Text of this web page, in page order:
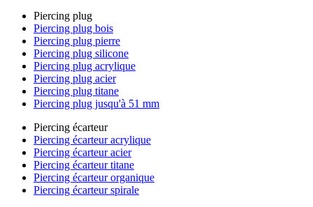
Piercing plug
Piercing plug bois
Piercing plug pierre
Piercing plug silicone
Piercing plug acrylique
Piercing plug acier
Piercing plug titane
Piercing plug jusqu'à 51 mm
Piercing écarteur
Piercing écarteur acrylique
Piercing écarteur acier
Piercing écarteur titane
Piercing écarteur organique
Piercing écarteur spirale